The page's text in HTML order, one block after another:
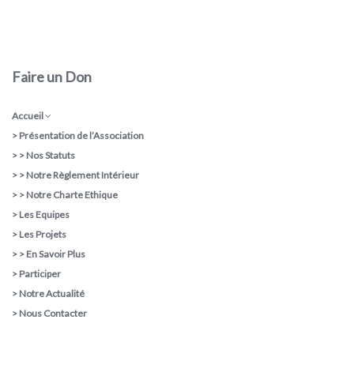
Faire un Don
Accueil
> Présentation de l’Association
> > Nos Statuts
> > Notre Règlement Intérieur
> > Notre Charte Ethique
> Les Equipes
> Les Projets
> > En Savoir Plus
> Participer
> Notre Actualité
> Nous Contacter